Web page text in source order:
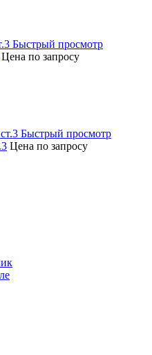
Быстрый просмотр
Цена по запросу
Быстрый просмотр
Цена по запросу